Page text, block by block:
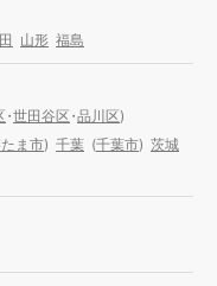
山形 福島
・世田谷区・品川区)
ま市) 千葉 (千葉市) 茨城